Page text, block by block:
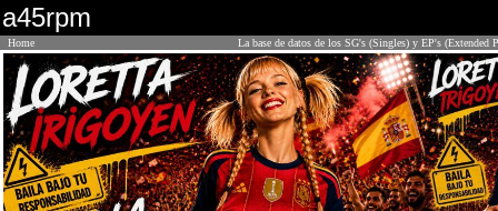
a45rpm
Home La base de datos de los SG's (Singles) y EP's (Extended